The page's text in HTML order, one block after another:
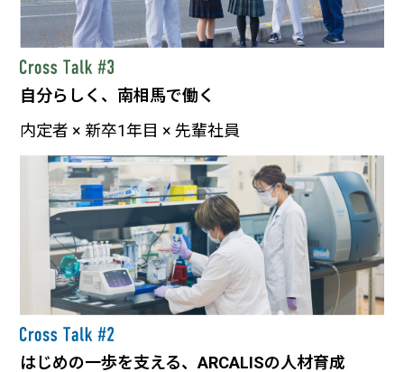
自分らしく、南相馬で働く
内定者 × 新卒1年目 × 先輩社員
はじめの一歩を支える、ARCALISの人材育成